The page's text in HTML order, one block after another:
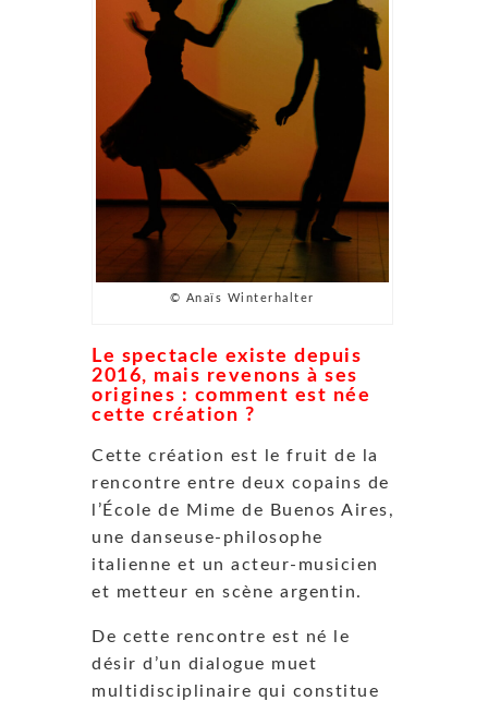
© Anaïs Winterhalter
Le spectacle existe depuis
2016, mais revenons à ses
origines : comment est née
cette création ?
Cette création est le fruit de la
rencontre entre deux copains de
l’École de Mime de Buenos Aires,
une danseuse-philosophe
italienne et un acteur-musicien
et metteur en scène argentin.
De cette rencontre est né le
désir d’un dialogue muet
multidisciplinaire qui constitue